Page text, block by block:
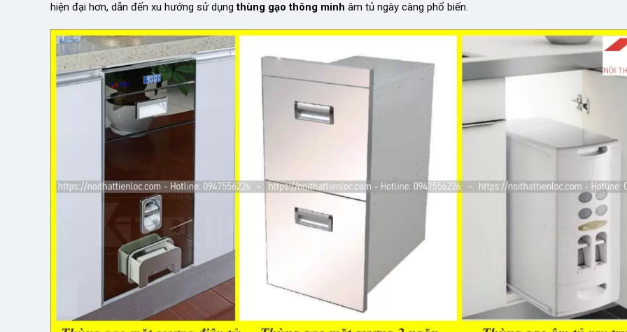
hiện đại hơn, dẫn đến xu hướng sử dụng thùng gạo thông minh âm tủ ngày càng phổ biến.